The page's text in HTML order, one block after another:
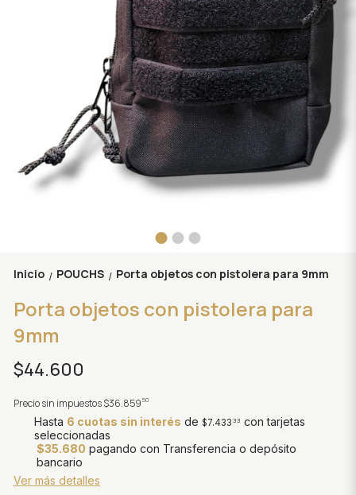
Inicio / POUCHS / Porta objetos con pistolera para 9mm
Porta objetos con pistolera para
9mm
$44.600
Precio sin impuestos$36.859 50
Hasta 6 cuotas sin interés de $7.433 33 con tarjetas
seleccionadas
$35.680 pagando con Transferencia o depósito
bancario
Ver más detalles